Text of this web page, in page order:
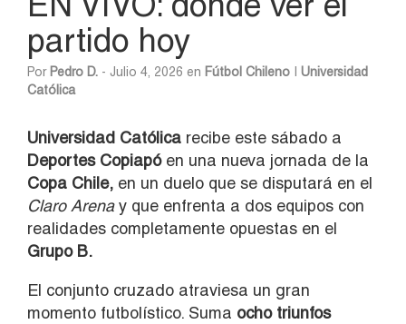
partido hoy
Por Pedro D. - Julio 4, 2026 en Fútbol Chileno
Universidad
Católica
Universidad Católica recibe este sábado a
Deportes Copiapóen una nueva jornada de la
Copa Chile, en un duelo que se disputará en el
Claro Arenay que enfrenta a dos equipos con
realidades completamente opuestas en el
Grupo B.
El conjunto cruzado atraviesa un gran
momento futbolístico. Suma ocho triunfos